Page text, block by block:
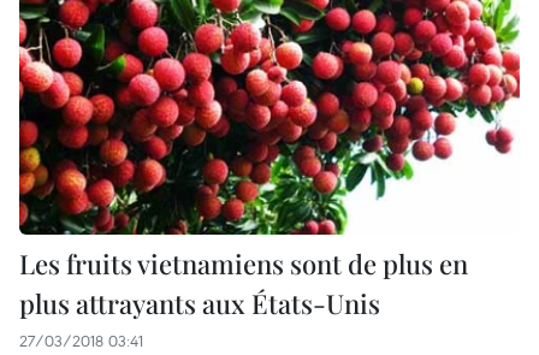
Les fruits vietnamiens sont de plus en
plus attrayants aux États-Unis
27/03/2018 03:41